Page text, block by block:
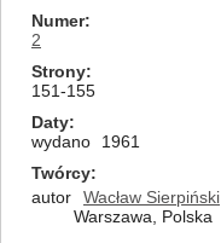
Numer
2
Strony
151-155
Daty
wydano
1961
Twórcy
autor
Wacław Sierpiński
Warszawa, Polska